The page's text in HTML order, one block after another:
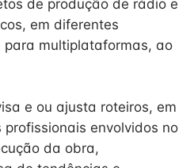
de produção de rádio e
em diferentes
para multiplataformas, ao
e ou ajusta roteiros, em
envolvidos no
da obra,